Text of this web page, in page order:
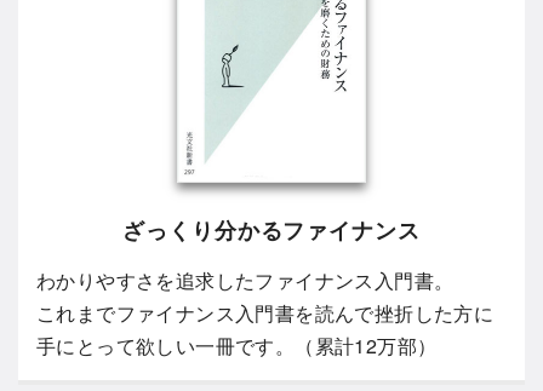
ざっくり分かるファイナンス
わかりやすさを追求したファイナンス入門書。
これまでファイナンス入門書を読んで挫折した方に
手にとって欲しい一冊です。（累計12万部）